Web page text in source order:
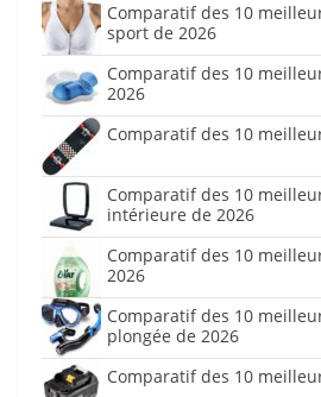
Comparatif des 10
sport de 2026
Comparatif des 10
2026
Comparatif des 10
Comparatif des 10
intérieure de 2026
Comparatif des 10
2026
Comparatif des 10
plongée de 2026
Comparatif des 10